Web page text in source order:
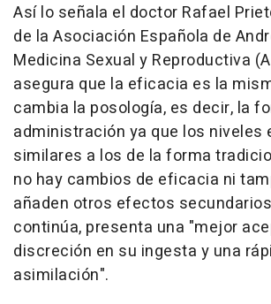
Así lo señala el doctor Rafael
de la Asociación Española de
Medicina Sexual y Reproductiva
asegura que la eficacia es la
cambia la posología, es decir, la
administración ya que los niveles
similares a los de la forma
no hay cambios de eficacia ni
añaden otros efectos
continúa, presenta una "mejor
discreción en su ingesta y una
asimilación".